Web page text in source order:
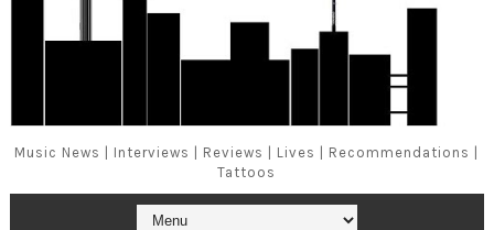
Music News | Interviews | Reviews | Lives | Recommendations |
Tattoos